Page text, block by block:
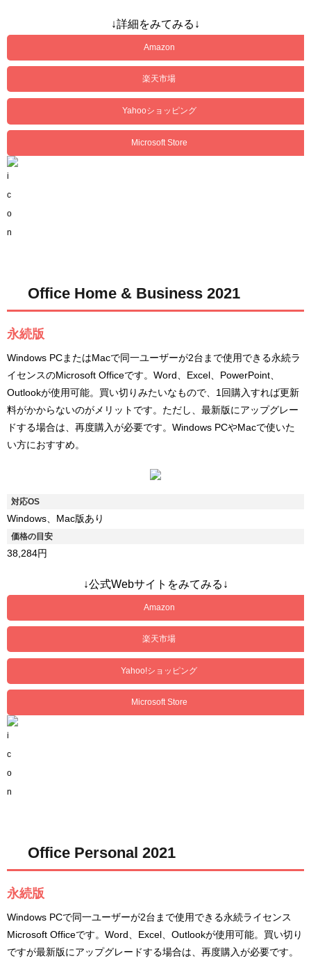
↓詳細をみてみる↓
Amazon
楽天市場
Yahooショッピング
Microsoft Store
Office Home & Business 2021
永続版
Windows PCまたはMacで同一ユーザーが2台まで使用できる永続ラ
イセンスのMicrosoft Officeです。Word、Excel、PowerPoint、
Outlookが使用可能。買い切りみたいなもので、1回購入すれば更新
料がかからないのがメリットです。ただし、最新版にアップグレー
ドする場合は、再度購入が必要です。Windows PCやMacで使いた
い方におすすめ。
対応OS
Windows、Mac版あり
価格の目安
38,284円
↓公式Webサイトをみてみる↓
Amazon
楽天市場
Yahoo!ショッピング
Microsoft Store
Office Personal 2021
永続版
Windows PCで同一ユーザーが2台まで使用できる永続ライセンス
Microsoft Officeです。Word、Excel、Outlookが使用可能。買い切り
ですが最新版にアップグレードする場合は、再度購入が必要です。